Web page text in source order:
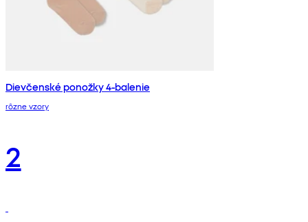
Dievčenské ponožky 4-balenie
rôzne vzory
2